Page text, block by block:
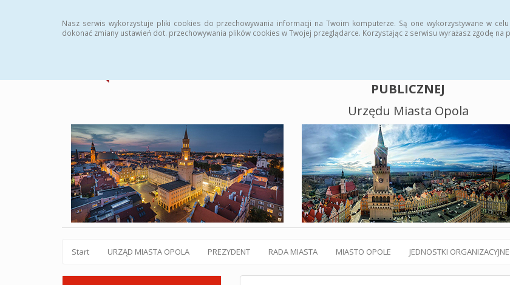
Nasz serwis wykorzystuje pliki cookies do przechowywania informacji na Twoim komputerze. Są one wykorzystywane w
dokonać zmiany ustawień dot. przechowywania plików cookies w Twojej przeglądarce. Korzystając z serwisu wyrażasz zgodę na
PUBLICZNEJ
Urzędu Miasta Opola
Start URZĄD MIASTA OPOLA PREZYDENT RADA MIASTA MIASTO OPOLE JEDNOSTKI ORGANIZACYJNE